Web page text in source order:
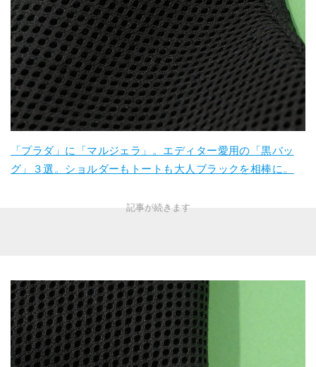
「プラダ」に「マルジェラ」。エディター愛用の「黒バッ
グ」３選。ショルダーもトートも大人ブラックを相棒に。